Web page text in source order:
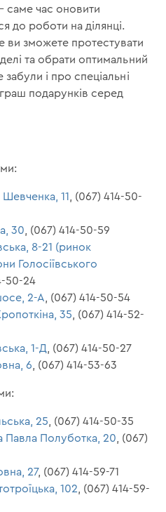
саме час оновити
до роботи на ділянці.
ви зможете протестувати
та обрати оптимальний
забули і про спеціальні
подарунків серед
11
, (067) 414-50-
30 , (067) 414-50-59
8-21 (ринок
Голосіївського
50-24
2-А , (067) 414-50-54
35 , (067) 414-52-
1-Д , (067) 414-50-27
6 , (067) 414-53-63
25 , (067) 414-50-35
Павла Полуботка, 20 , (067)
27, (067) 414-59-71
102 , (067) 414-59-